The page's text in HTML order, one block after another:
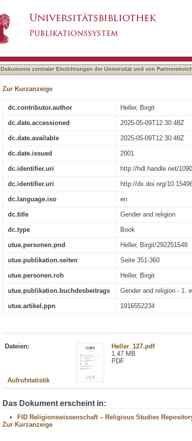
Dokumente zentraler Einrichtungen der Universität und von
Zur Kurzanzeige
dc.contributor.author Heller, Birgit
dc.date.accessioned 2025-05-09T12:30:48Z
dc.date.available 2025-05-09T12:30:48Z
dc.date.issued 2001
dc.identifier.uri http://hdl.handle.net/
dc.identifier.uri http://dx.doi.org/
dc.language.iso en
dc.title Gender and religion
dc.type Book
utue.personen.pnd Heller, Birgit/292251548
utue.publikation.seiten Seite 351-360
utue.personen.roh Heller, Birgit
utue.publikation.buchdesbeitrags Gender and religion - 1.
utue.artikel.ppn 1916552234
Dateien:
Heller_127.pdf
1.47 MB
PDF
Aufrufstatistik
Das Dokument erscheint in:
FID Religionswissenschaft – Religious Studies
Zur Kurzanzeige